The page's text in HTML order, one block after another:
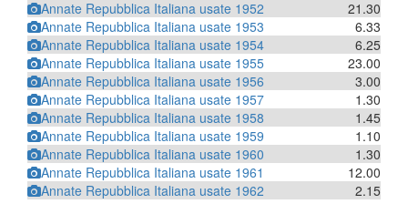
Annate Repubblica Italiana usate 1952
21.30
Annate Repubblica Italiana usate 1953
6.33
Annate Repubblica Italiana usate 1954
6.25
Annate Repubblica Italiana usate 1955
23.00
Annate Repubblica Italiana usate 1956
3.00
Annate Repubblica Italiana usate 1957
1.30
Annate Repubblica Italiana usate 1958
1.45
Annate Repubblica Italiana usate 1959
1.10
Annate Repubblica Italiana usate 1960
1.30
Annate Repubblica Italiana usate 1961
12.00
Annate Repubblica Italiana usate 1962
2.15